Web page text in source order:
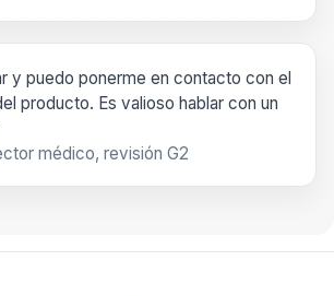
y puedo ponerme en contacto con el
producto. Es valioso hablar con un
médico, revisión G2